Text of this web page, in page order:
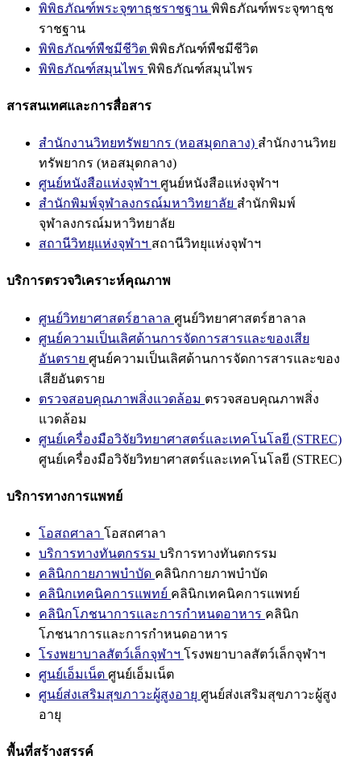
พิพิธภัณฑ์พระจุฑาธุชราชฐาน พิพิธภัณฑ์พระจุฑาธุช
ราชฐาน
พิพิธภัณฑ์พืชมีชีวิต พิพิธภัณฑ์พืชมีชีวิต
พิพิธภัณฑ์สมุนไพร พิพิธภัณฑ์สมุนไพร
สารสนเทศและการสื่อสาร
สำนักงานวิทยทรัพยากร (หอสมุดกลาง) สำนักงานวิทย
ทรัพยากร (หอสมุดกลาง)
ศูนย์หนังสือแห่งจุฬาฯ ศูนย์หนังสือแห่งจุฬาฯ
สำนักพิมพ์จุฬาลงกรณ์มหาวิทยาลัย สำนักพิมพ์
จุฬาลงกรณ์มหาวิทยาลัย
สถานีวิทยุแห่งจุฬาฯ สถานีวิทยุแห่งจุฬาฯ
บริการตรวจวิเคราะห์คุณภาพ
ศูนย์วิทยาศาสตร์ฮาลาล ศูนย์วิทยาศาสตร์ฮาลาล
ศูนย์ความเป็นเลิศด้านการจัดการสารและของเสีย
อันตราย ศูนย์ความเป็นเลิศด้านการจัดการสารและของ
เสียอันตราย
ตรวจสอบคุณภาพสิ่งแวดล้อม ตรวจสอบคุณภาพสิ่ง
แวดล้อม
ศูนย์เครื่องมือวิจัยวิทยาศาสตร์และเทคโนโลยี (STREC)
ศูนย์เครื่องมือวิจัยวิทยาศาสตร์และเทคโนโลยี (STREC)
บริการทางการแพทย์
โอสถศาลา โอสถศาลา
บริการทางทันตกรรม บริการทางทันตกรรม
คลินิกกายภาพบำบัด คลินิกกายภาพบำบัด
คลินิกเทคนิคการแพทย์ คลินิกเทคนิคการแพทย์
คลินิกโภชนาการและการกำหนดอาหาร คลินิก
โภชนาการและการกำหนดอาหาร
โรงพยาบาลสัตว์เล็กจุฬาฯ โรงพยาบาลสัตว์เล็กจุฬาฯ
ศูนย์เอ็มเน็ต ศูนย์เอ็มเน็ต
ศูนย์ส่งเสริมสุขภาวะผู้สูงอายุ ศูนย์ส่งเสริมสุขภาวะผู้สูง
อายุ
พื้นที่สร้างสรรค์